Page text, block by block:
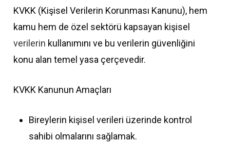
KVKK (Kişisel Verilerin Korunması Kanunu), hem
kamu hem de özel sektörü kapsayan kişisel
verilerin kullanımını ve bu verilerin güvenliğini
konu alan temel yasa çerçevedir.
KVKK Kanunun Amaçları
Bireylerin kişisel verileri üzerinde kontrol
sahibi olmalarını sağlamak.